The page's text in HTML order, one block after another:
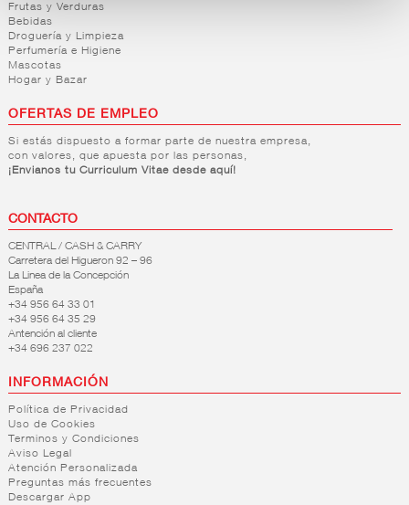
Frutas y Verduras
Bebidas
Droguería y Limpieza
Perfumería e Higiene
Mascotas
Hogar y Bazar
OFERTAS DE EMPLEO
Si estás dispuesto a formar parte de nuestra empresa,
con valores, que apuesta por las personas,
¡Envianos tu Curriculum Vitae desde aquí!
CONTACTO
CENTRAL / CASH & CARRY
Carretera del Higueron 92 – 96
La Linea de la Concepción
España
+34 956 64 33 01
+34 956 64 35 29
Antención al cliente
+34 696 237 022
INFORMACIÓN
Política de Privacidad
Uso de Cookies
Terminos y Condiciones
Aviso Legal
Atención Personalizada
Preguntas más frecuentes
Descargar App